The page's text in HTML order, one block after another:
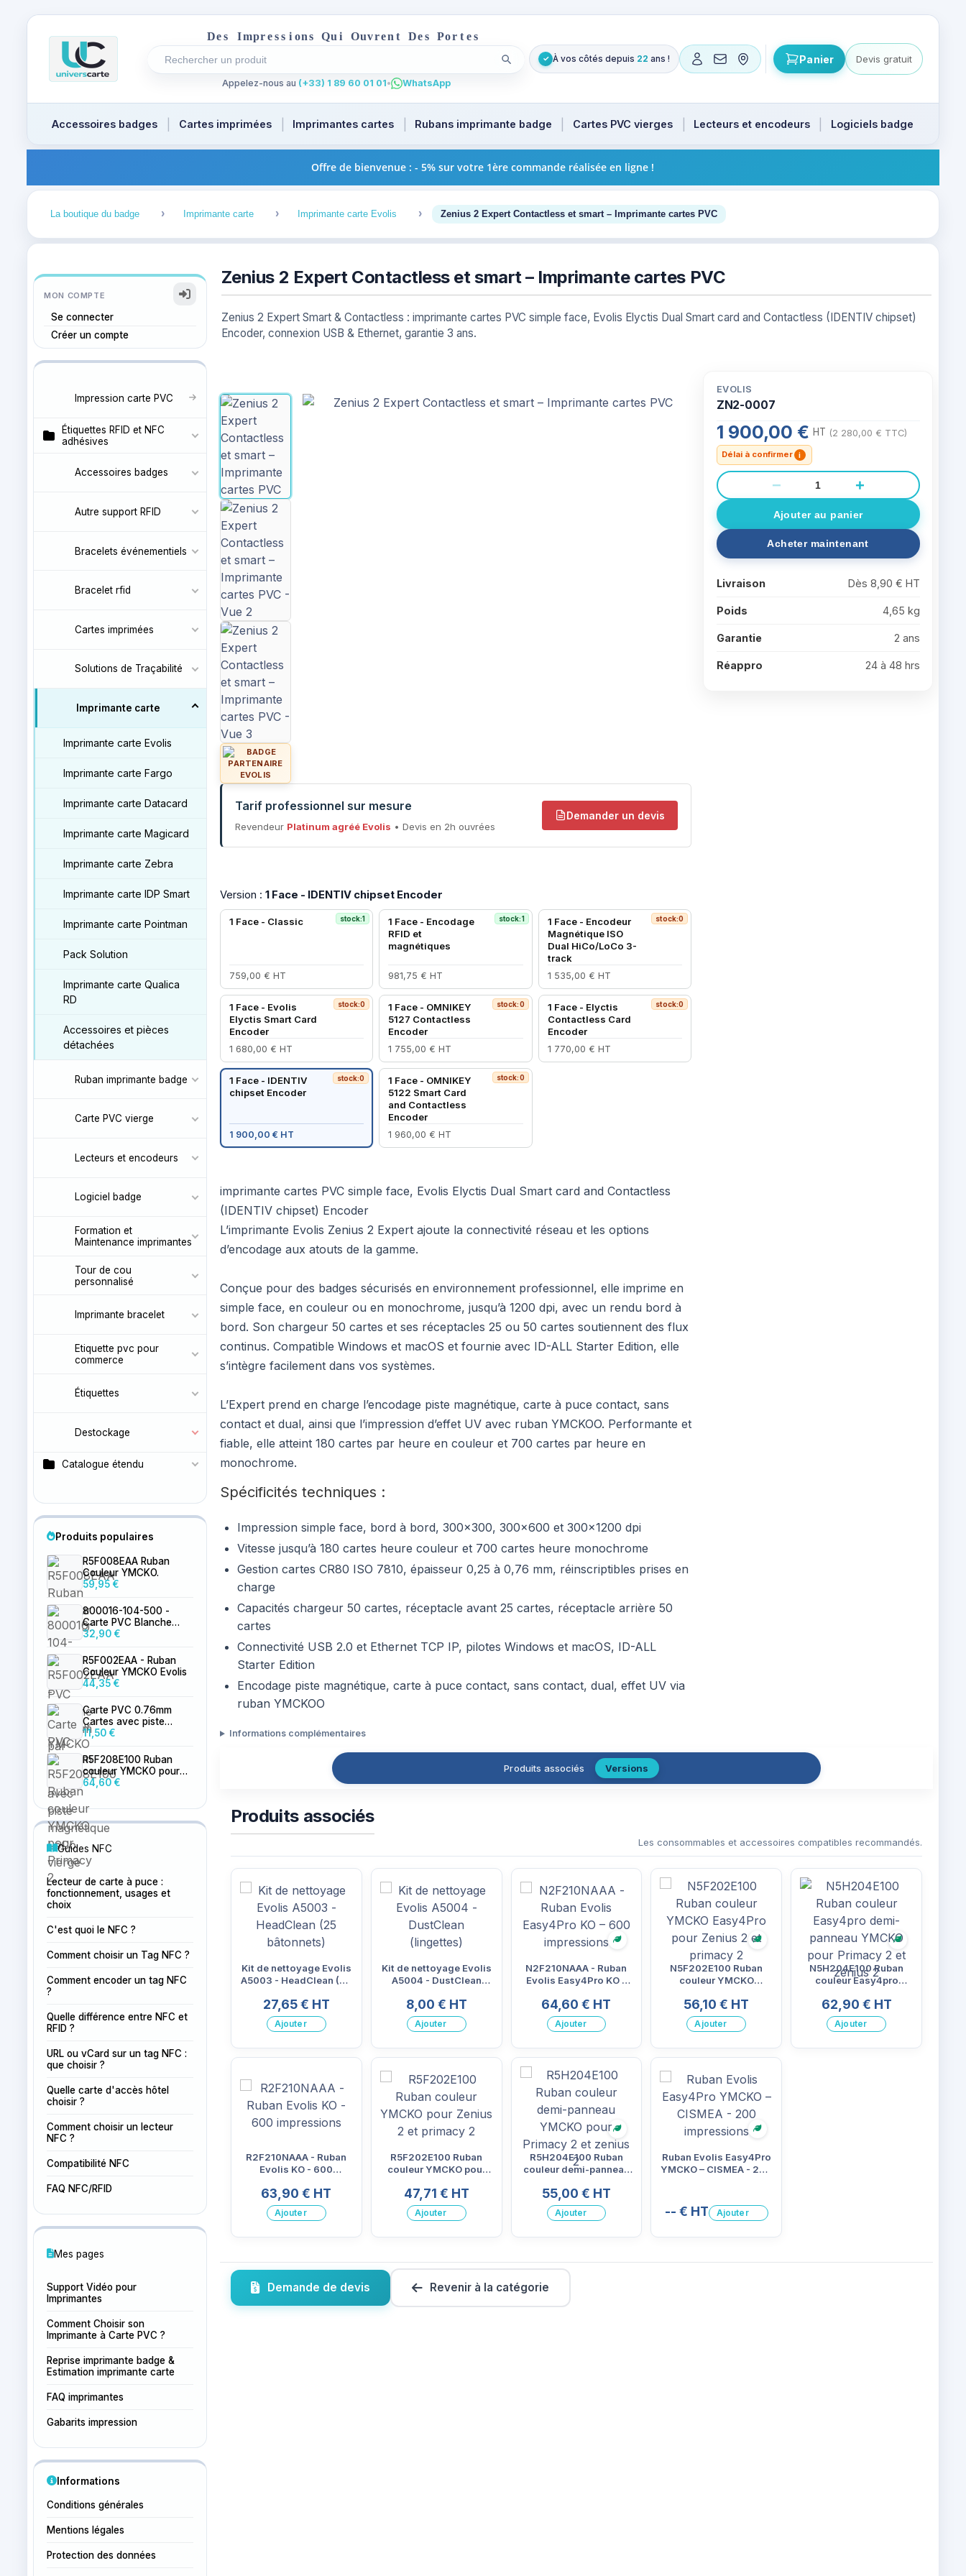
Des Impres s i ons Qu i Ouvren t Des Por t es
Rechercher un produit
Recherches récentes au focus. Tapez au moins 2 caractères pour les suggestions produits. Flèches haut et bas pour naviguer, Entrée pour
Lancer la recherche
Appelez-nous au (+33) 1 89 60 01 01• WhatsApp
Panier Devis gratuit
✓ À vos côtés depuis 22 ans !
Accessoires badges Cartes imprimées Imprimantes cartes Rubans imprimante badge Cartes PVC vierges Lecteurs et encodeurs Logiciels badge
Offre de bienvenue : - 5% sur votre 1ère commande réalisée en ligne !
La boutique du badge Imprimante carte Imprimante carte Evolis Zenius 2 Expert Contactless et smart – Imprimante cartes PVC 4
MON COMPTE
Se connecter
Créer un compte
Impression carte PVC
Étiquettes RFID et NFC
adhésives
Accessoires badges
Autre support RFID
Bracelets événementiels
Bracelet rfid
Cartes imprimées
Solutions de Traçabilité
Imprimante carte
Imprimante carte Evolis
Imprimante carte Fargo
Imprimante carte Datacard
Imprimante carte Magicard
Imprimante carte Zebra
Imprimante carte IDP Smart
Imprimante carte Pointman
Pack Solution
Imprimante carte Qualica
RD
Accessoires et pièces
détachées
Ruban imprimante badge
Carte PVC vierge
Lecteurs et encodeurs
Logiciel badge
Formation et
Maintenance imprimantes
Tour de cou
personnalisé
Imprimante bracelet
Etiquette pvc pour
commerce
Étiquettes
Destockage
Catalogue étendu
Produits populaires
R5F008EAA Ruban
Couleur YMCKO.
59,95 €
800016-104-500 -
Carte PVC Blanche
0.76mm par 500
32,90 €
R5F002EAA - Ruban
Couleur YMCKO Evolis
44,35 €
Carte PVC 0.76mm
Cartes avec piste
magnétique LoCo
vierge
11,50 €
R5F208E100 Ruban
couleur YMCKO pour
Primacy 2
64,60 €
Guides NFC
Lecteur de carte à puce :
fonctionnement, usages et
choix
C'est quoi le NFC ?
Comment choisir un Tag NFC ?
Comment encoder un tag NFC
?
Quelle différence entre NFC et
RFID ?
URL ou vCard sur un tag NFC :
que choisir ?
Quelle carte d'accès hôtel
choisir ?
Comment choisir un lecteur
NFC ?
Compatibilité NFC
FAQ NFC/RFID
Mes pages
Support Vidéo pour
Imprimantes
Comment Choisir son
Imprimante à Carte PVC ?
Reprise imprimante badge &
Estimation imprimante carte
FAQ imprimantes
Gabarits impression
Informations
Conditions générales
Mentions légales
Protection des données
Zenius 2 Expert Contactless et smart – Imprimante cartes PVC
Zenius 2 Expert Smart & Contactless : imprimante cartes PVC simple face, Evolis Elyctis Dual Smart card and Contactless (IDENTIV chipset)
Encoder, connexion USB & Ethernet, garantie 3 ans.
Tarif professionnel sur mesure
Revendeur Platinum agréé Evolis • Devis en 2h ouvrées
Demander un devis
EVOLIS
ZN2-0007
1 900,00 € HT (2 280,00 € TTC)
Délai à confirmer i
− +
Livraison Dès 8,90 € HT
Poids 4,65 kg
Garantie 2 ans
Réappro 24 à 48 hrs
Version : 1 Face - IDENTIV chipset Encoder
stock:1
1 Face - Classic
759,00 € HT
stock:1
1 Face - Encodage
RFID et
magnétiques
981,75 € HT
stock:0
1 Face - Encodeur
Magnétique ISO
Dual HiCo/LoCo 3-
track
1 535,00 € HT
stock:0
1 Face - Evolis
Elyctis Smart Card
Encoder
1 680,00 € HT
stock:0
1 Face - OMNIKEY
5127 Contactless
Encoder
1 755,00 € HT
stock:0
1 Face - Elyctis
Contactless Card
Encoder
1 770,00 € HT
stock:0
1 Face - IDENTIV
chipset Encoder
1 900,00 € HT
stock:0
1 Face - OMNIKEY
5122 Smart Card
and Contactless
Encoder
1 960,00 € HT
imprimante cartes PVC simple face, Evolis Elyctis Dual Smart card and Contactless
(IDENTIV chipset) Encoder
L’imprimante Evolis Zenius 2 Expert ajoute la connectivité réseau et les options
d’encodage aux atouts de la gamme.
Conçue pour des badges sécurisés en environnement professionnel, elle imprime en
simple face, en couleur ou en monochrome, jusqu’à 1200 dpi, avec un rendu bord à
bord. Son chargeur 50 cartes et ses réceptacles 25 ou 50 cartes soutiennent des flux
continus. Compatible Windows et macOS et fournie avec ID-ALL Starter Edition, elle
s’intègre facilement dans vos systèmes.
L’Expert prend en charge l’encodage piste magnétique, carte à puce contact, sans
contact et dual, ainsi que l’impression d’effet UV avec ruban YMCKOO. Performante et
fiable, elle atteint 180 cartes par heure en couleur et 700 cartes par heure en
monochrome.
Spécificités techniques :
Impression simple face, bord à bord, 300x300, 300x600 et 300x1200 dpi
Vitesse jusqu’à 180 cartes heure couleur et 700 cartes heure monochrome
Gestion cartes CR80 ISO 7810, épaisseur 0,25 à 0,76 mm, réinscriptibles prises en
charge
Capacités chargeur 50 cartes, réceptacle avant 25 cartes, réceptacle arrière 50
cartes
Connectivité USB 2.0 et Ethernet TCP IP, pilotes Windows et macOS, ID-ALL
Starter Edition
Encodage piste magnétique, carte à puce contact, sans contact, dual, effet UV via
ruban YMCKOO
Informations complémentaires
Produits associés Versions
Produits associés
Les consommables et accessoires compatibles recommandés.
Kit de nettoyage Evolis
A5003 - HeadClean (25
27,65 € HT
Ajouter
Kit de nettoyage Evolis
A5004 - DustClean
8,00 € HT
Ajouter
Écologique
N2F210NAAA - Ruban
Evolis Easy4Pro KO –
64,60 € HT
Ajouter
Écologique
N5F202E100 Ruban
couleur YMCKO
2 et primacy 2
56,10 € HT
Ajouter
Écologique
N5H204E100 Ruban
couleur Easy4pro
pour Primacy 2 et
zenius 2
62,90 € HT
Ajouter
R2F210NAAA - Ruban
Evolis KO - 600
63,90 € HT
Ajouter
R5F202E100 Ruban
couleur YMCKO pour
47,71 € HT
Ajouter
Écologique
R5H204E100 Ruban
couleur demi-panneau
et zenius 2
55,00 € HT
Ajouter
Écologique
Ruban Evolis Easy4Pro
YMCKO – CISMEA - 200
-- € HT Ajouter
Demande de devis Revenir à la catégorie